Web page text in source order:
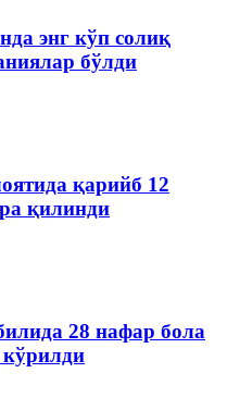
энг кўп солиқ
бўлди
қарийб 12
қилинди
28 нафар бола